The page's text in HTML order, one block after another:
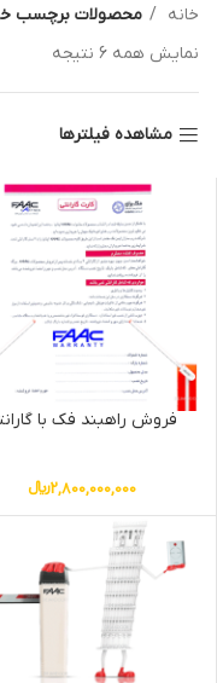
خانه
محصولات برچسب
نمایش همه 6 نتیجه
مشاهده فیلترها
فروش راهبند فک با
2,800,000,000﷼